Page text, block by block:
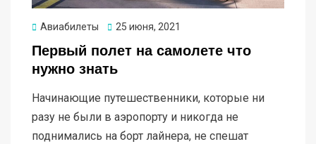
Авиабилеты Опубликовано
25 июня, 2021
Первый полет на самолете что
нужно знать
Начинающие путешественники, которые ни
разу не были в аэропорту и никогда не
поднимались на борт лайнера, не спешат